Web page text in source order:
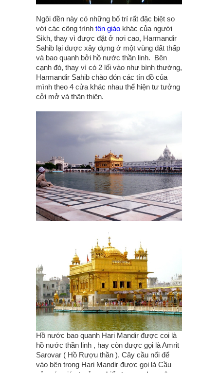
Ngôi đền này có những bố trí rất đặc biệt so
với các công trình tôn giáo khác của người
Sikh, thay vì được đặt ở nơi cao, Harmandir
Sahib lại được xây dựng ở một vùng đất thấp
và bao quanh bởi hồ nước thần linh. Bên
cạnh đó, thay vì có 2 lối vào như bình thường,
Harmandir Sahib chào đón các tín đồ của
mình theo 4 cửa khác nhau thể hiện tư tưởng
cởi mở và thân thiện.
Hồ nước bao quanh Hari Mandir được coi là
hồ nước thần linh , hay còn được gọi là Amrit
Sarovar ( Hồ Rượu thần ). Cây cầu nối để
vào bên trong Hari Mandir được gọi là Cầu